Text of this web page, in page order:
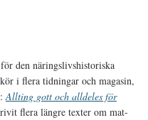
den näringslivshistoriska
i flera tidningar och magasin,
Allting gott och alldeles för
flera längre texter om mat-